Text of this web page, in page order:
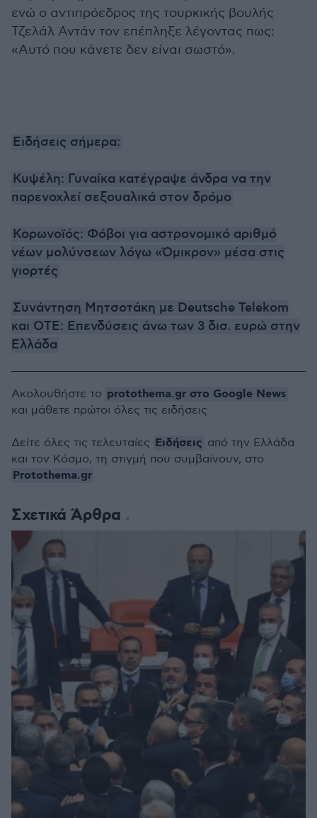
ενώ ο αντιπρόεδρος της τουρκικής βουλής
Τζελάλ Αντάν τον επέπληξε λέγοντας πως:
«Αυτό που κάνετε δεν είναι σωστό».
Ειδήσεις σήμερα:
Κυψέλη: Γυναίκα κατέγραψε άνδρα να την
παρενοχλεί σεξουαλικά στον δρόμο
Κορωνοϊός: Φόβοι για αστρονομικό αριθμό
νέων μολύνσεων λόγω «Όμικρον» μέσα στις
γιορτές
Συνάντηση Μητσοτάκη με Deutsche Telekom
και ΟΤΕ: Επενδύσεις άνω των 3 δισ. ευρώ στην
Ελλάδα
Σχετικά Άρθρα
Ακολουθήστε το protothema.gr στο Google News
και μάθετε πρώτοι όλες τις ειδήσεις
Δείτε όλες τις τελευταίες Ειδήσεις από την Ελλάδα
και τον Κόσμο, τη στιγμή που συμβαίνουν, στο
Protothema.gr